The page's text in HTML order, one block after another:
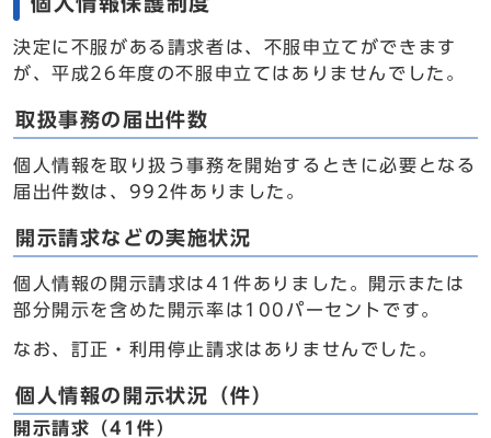
決定に不服がある請求者は、不服申立てができます
が、平成26年度の不服申立てはありませんでした。
取扱事務の届出件数
個人情報を取り扱う事務を開始するときに必要となる
届出件数は、992件ありました。
開示請求などの実施状況
個人情報の開示請求は41件ありました。開示または
部分開示を含めた開示率は100パーセントです。
なお、訂正・利用停止請求はありませんでした。
個人情報の開示状況（件）
開示請求（41件）